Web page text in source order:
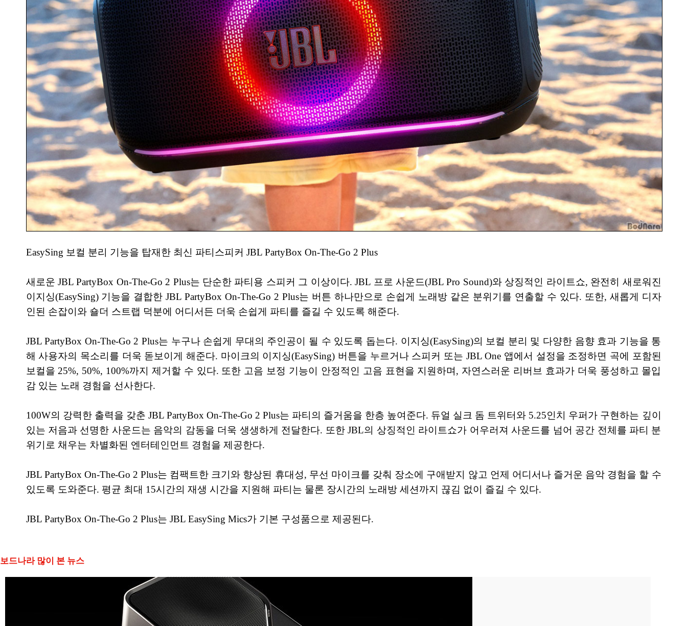
EasySing 보컬 분리 기능을 탑재한 최신 파티스피커 JBL PartyBox On-The-Go 2 Plus
새로운 JBL PartyBox On-The-Go 2 Plus는 단순한 파티용 스피커 그 이상이다. JBL 프로 사운드(JBL Pro Sound)와 상징적인 라이트쇼, 완전히 새로워진
이지싱(EasySing) 기능을 결합한 JBL PartyBox On-The-Go 2 Plus는 버튼 하나만으로 손쉽게 노래방 같은 분위기를 연출할 수 있다. 또한, 새롭게 디자
인된 손잡이와 숄더 스트랩 덕분에 어디서든 더욱 손쉽게 파티를 즐길 수 있도록 해준다.
JBL PartyBox On-The-Go 2 Plus는 누구나 손쉽게 무대의 주인공이 될 수 있도록 돕는다. 이지싱(EasySing)의 보컬 분리 및 다양한 음향 효과 기능을 통
해 사용자의 목소리를 더욱 돋보이게 해준다. 마이크의 이지싱(EasySing) 버튼을 누르거나 스피커 또는 JBL One 앱에서 설정을 조정하면 곡에 포함된
보컬을 25%, 50%, 100%까지 제거할 수 있다. 또한 고음 보정 기능이 안정적인 고음 표현을 지원하며, 자연스러운 리버브 효과가 더욱 풍성하고 몰입
감 있는 노래 경험을 선사한다.
100W의 강력한 출력을 갖춘 JBL PartyBox On-The-Go 2 Plus는 파티의 즐거움을 한층 높여준다. 듀얼 실크 돔 트위터와 5.25인치 우퍼가 구현하는 깊이
있는 저음과 선명한 사운드는 음악의 감동을 더욱 생생하게 전달한다. 또한 JBL의 상징적인 라이트쇼가 어우러져 사운드를 넘어 공간 전체를 파티 분
위기로 채우는 차별화된 엔터테인먼트 경험을 제공한다.
JBL PartyBox On-The-Go 2 Plus는 컴팩트한 크기와 향상된 휴대성, 무선 마이크를 갖춰 장소에 구애받지 않고 언제 어디서나 즐거운 음악 경험을 할 수
있도록 도와준다. 평균 최대 15시간의 재생 시간을 지원해 파티는 물론 장시간의 노래방 세션까지 끊김 없이 즐길 수 있다.
JBL PartyBox On-The-Go 2 Plus는 JBL EasySing Mics가 기본 구성품으로 제공된다.
보드나라 많이 본 뉴스